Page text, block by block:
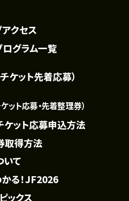
クセス
グラム一覧
ケット先着応募）
ット応募・先着整理券）
ケット応募申込方法
取得方法
いて
る！JF2026
ックス